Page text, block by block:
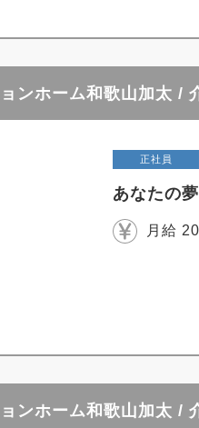
ンホーム和歌山加太 /
正社員
あなたの
月給
ンホーム和歌山加太 /